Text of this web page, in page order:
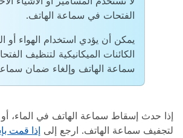
الفتحات في سماعة الهاتف.
يمكن أن يؤدي استخدام الهواء أو
الكائنات الميكانيكية لتنظيف
سماعة الهاتف وإلغاء ضمان
إذا حدث إسقاط سماعة الهاتف في الماء، أو
لتجفيف سماعة الهاتف. ارجع إلى إذا قمت